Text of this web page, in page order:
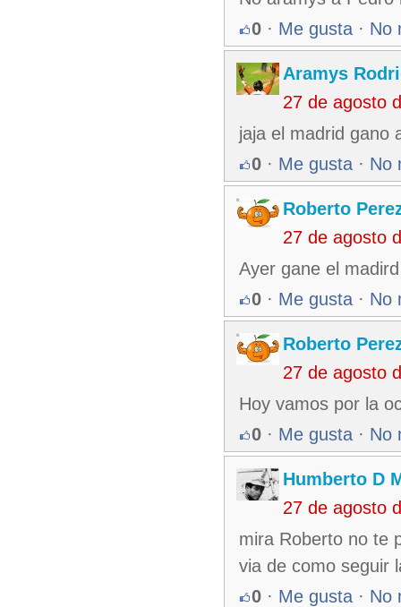
0 · Me gusta · No
Aramys
27 de agosto
jaja el madrid gano
0 · Me gusta · No
Roberto
27 de agosto
Ayer gane el
0 · Me gusta · No
Roberto
27 de agosto
Hoy vamos por la
0 · Me gusta · No
Humberto D
27 de agosto
mira Roberto no te
via de como seguir
0 · Me gusta · No